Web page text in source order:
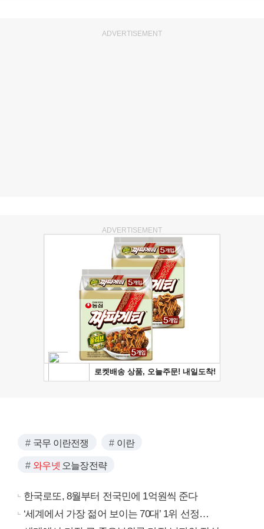
ADVERTISEMENT
ADVERTISEMENT
국무 이란전쟁 이란
와우넷 오늘장전략
한국로또, 8월부터 전국민에 1억원씩 준다
‘세계에서 가장 젊어 보이는 70대’ 1위 선정…